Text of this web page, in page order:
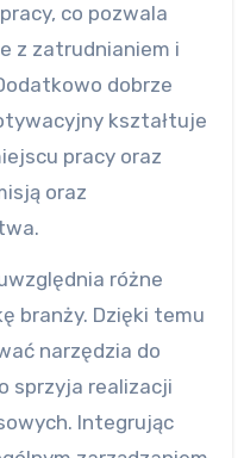
co pozwala
z zatrudnianiem i
dobrze
kształtuje
pracy oraz
oraz
różne
branży. Dzięki temu
narzędzia do
sprzyja realizacji
Integrując